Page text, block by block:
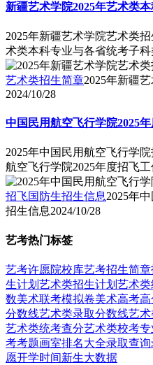
新疆艺术学院2025年艺术类
2025年新疆艺术学院艺术类
术类本科专业与各省统考子
艺术类招生简章2025年新疆
2024/10/28
中国民用航空飞行学院2025
2025年中国民用航空飞行学
航空飞行学院2025年度招飞
招飞国防生招生信息2025年
招生信息2024/10/28
艺考热门标签
艺考许愿院校库艺考招生简章
生计划 艺术类招生计划 艺术类
数美术联考模拟卷美术高考高
分数线艺术类录取分数线艺
艺术类统考查分艺术类校考
考考题画室排名大全录取查询
愿开学时间新生大数据